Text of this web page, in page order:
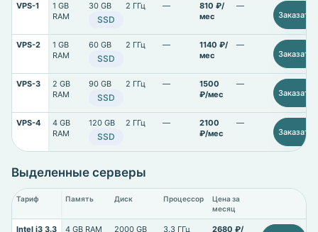
VPS-1
1 GB
RAM
30 GB
SSD
2 ГГц —
810 ₽/
мес
—
Заказать
VPS-2
1 GB
RAM
60 GB
SSD
2 ГГц —
1140 ₽/
мес
—
Заказать
VPS-3
2 GB
RAM
90 GB
SSD
2 ГГц —
1500
₽/мес
—
Заказать
VPS-4
4 GB
RAM
120 GB
SSD
2 ГГц —
2100
₽/мес
—
Заказать
Выделенные серверы
Тариф Память Диск Процессор
Цена за
месяц
Intel i3 3.3 4 GB RAM 2000 GB 3.3 ГГц 2680 ₽/